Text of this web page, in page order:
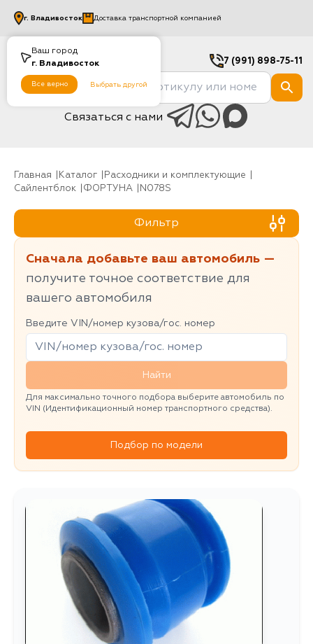
Ваш город
г. Владивосток
Все верно Выбрать другой
г. Владивосток Доставка транспортной компанией
7 (991) 898-75-11
Связаться с нами
Главная Каталог
Расходники и комплектующие
Сайлентблок
ФОРТУНА N078S
Фильтр
Сначала добавьте ваш автомобиль —
получите точное соответствие для
вашего автомобиля
Введите VIN/номер кузова/гос. номер
Найти
Для максимально точного подбора выберите автомобиль по
VIN (Идентификационный номер транспортного средства).
Подбор по модели